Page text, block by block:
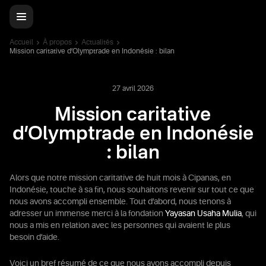
Accueil À propos
Actualités
Mission caritative d’Olymptrade en Indonésie : bilan
27 avril 2026
Mission caritative
d’Olymptrade en Indonésie
: bilan
Alors que notre mission caritative de huit mois à Cipanas, en
Indonésie, touche à sa fin, nous souhaitons revenir sur tout ce que
nous avons accompli ensemble. Tout d’abord, nous tenons à
adresser un immense merci à la fondation Yayasan Usaha Mulia, qui
nous a mis en relation avec les personnes qui avaient le plus
besoin d’aide.
Voici un bref résumé de ce que nous avons accompli depuis